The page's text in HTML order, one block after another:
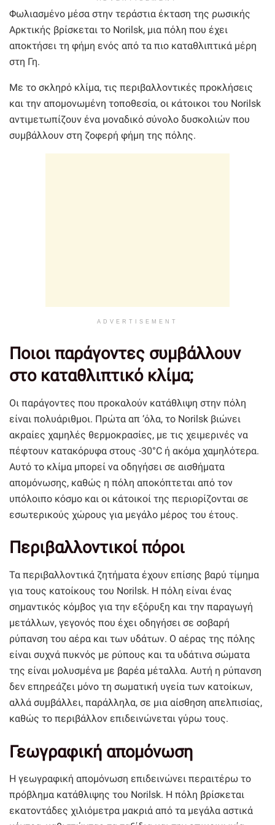
Φωλιασμένο μέσα στην τεράστια έκταση της ρωσικής
Αρκτικής βρίσκεται το Norilsk, μια πόλη που έχει
αποκτήσει τη φήμη ενός από τα πιο καταθλιπτικά μέρη
στη Γη.
Με το σκληρό κλίμα, τις περιβαλλοντικές προκλήσεις
και την απομονωμένη τοποθεσία, οι κάτοικοι του Norilsk
αντιμετωπίζουν ένα μοναδικό σύνολο δυσκολιών που
συμβάλλουν στη ζοφερή φήμη της πόλης.
ADVERTISEMENT
Ποιοι παράγοντες συμβάλλουν
στο καταθλιπτικό κλίμα;
Οι παράγοντες που προκαλούν κατάθλιψη στην πόλη
είναι πολυάριθμοι. Πρώτα απ ‘όλα, το Norilsk βιώνει
ακραίες χαμηλές θερμοκρασίες, με τις χειμερινές να
πέφτουν κατακόρυφα στους -30°C ή ακόμα χαμηλότερα.
Αυτό το κλίμα μπορεί να οδηγήσει σε αισθήματα
απομόνωσης, καθώς η πόλη αποκόπτεται από τον
υπόλοιπο κόσμο και οι κάτοικοί της περιορίζονται σε
εσωτερικούς χώρους για μεγάλο μέρος του έτους.
Περιβαλλοντικοί πόροι
Τα περιβαλλοντικά ζητήματα έχουν επίσης βαρύ τίμημα
για τους κατοίκους του Norilsk. Η πόλη είναι ένας
σημαντικός κόμβος για την εξόρυξη και την παραγωγή
μετάλλων, γεγονός που έχει οδηγήσει σε σοβαρή
ρύπανση του αέρα και των υδάτων. Ο αέρας της πόλης
είναι συχνά πυκνός με ρύπους και τα υδάτινα σώματα
της είναι μολυσμένα με βαρέα μέταλλα. Αυτή η ρύπανση
δεν επηρεάζει μόνο τη σωματική υγεία των κατοίκων,
αλλά συμβάλλει, παράλληλα, σε μια αίσθηση απελπισίας,
καθώς το περιβάλλον επιδεινώνεται γύρω τους.
Γεωγραφική απομόνωση
Η γεωγραφική απομόνωση επιδεινώνει περαιτέρω το
πρόβλημα κατάθλιψης του Norilsk. Η πόλη βρίσκεται
εκατοντάδες χιλιόμετρα μακριά από τα μεγάλα αστικά